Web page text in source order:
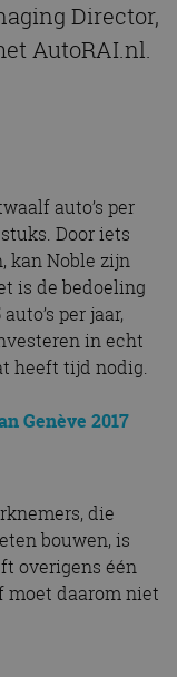
Director,
AutoRAI.nl.
auto’s per
Door iets
kan Noble zijn
is de bedoeling
per jaar,
in echt
heeft tijd nodig.
Genève 2017
die
bouwen, is
overigens één
moet daarom niet